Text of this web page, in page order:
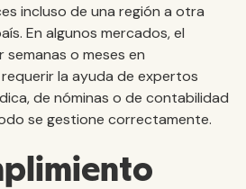
incluso de una región a otra
En algunos mercados, el
o meses en
la ayuda de expertos
de nóminas o de contabilidad
se gestione correctamente.